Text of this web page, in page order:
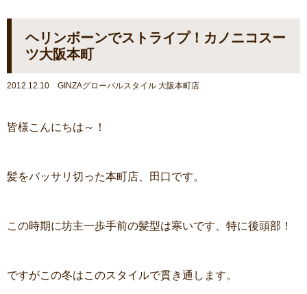
ヘリンボーンでストライプ！カノニコスー
ツ大阪本町
2012.12.10 GINZAグローバルスタイル 大阪本町店
皆様こんにちは～！
髪をバッサリ切った本町店、田口です。
この時期に坊主一歩手前の髪型は寒いです、特に後頭部！
ですがこの冬はこのスタイルで貫き通します。